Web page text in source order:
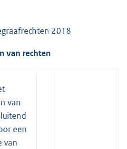
2018
van rechten
van
een
van